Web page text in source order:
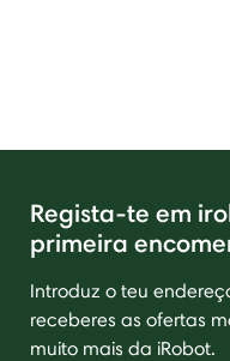
Regista-te em
primeira
Introduz o teu
receberes as ofertas
muito mais da iRobot.